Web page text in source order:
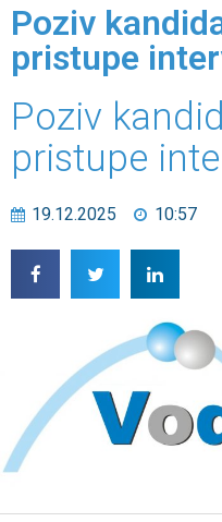
Poziv
pristupe
Poziv
pristupe
19.12.2025 10:57